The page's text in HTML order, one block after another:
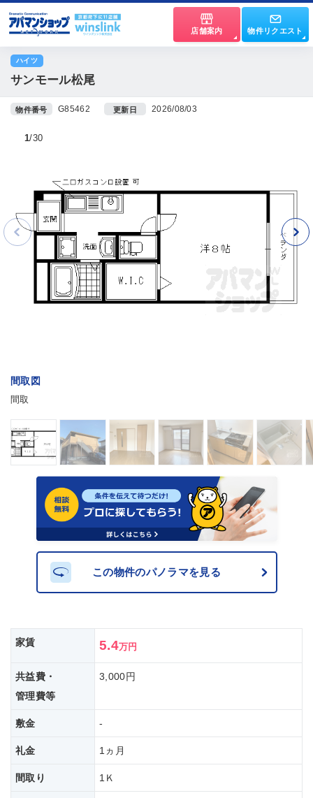
店舗案内 物件リクエスト
ハイツ
サンモール松尾
物件番号 G85462 更新日 2026/08/03
間取図
間取
1 30
この物件のパノラマを見る
家賃 5.4万円
共益費・
管理費等
3,000円
敷金 -
礼金 1ヵ月
間取り 1Ｋ